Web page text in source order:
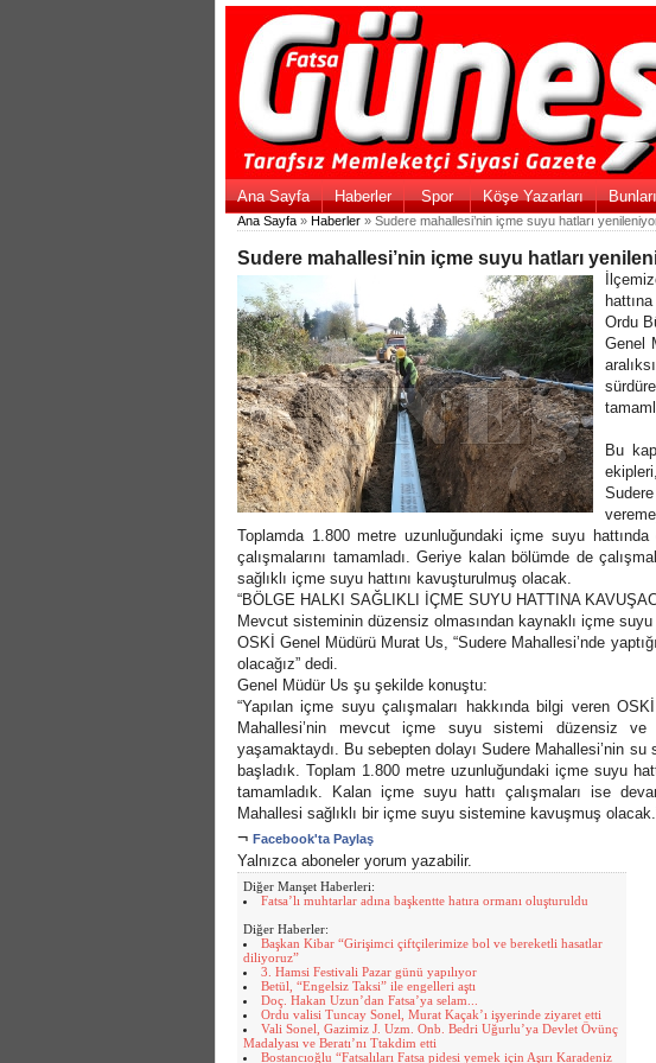
Ana Sayfa Haberler Spor Köşe Yazarları
Ana Sayfa » Haberler » Sudere mahallesi’nin içme suyu hatları
Sudere mahallesi’nin içme suyu hatları
Ordu
Genel
Bu
Toplamda 1.800 metre uzunluğundaki içme suyu
çalışmalarını tamamladı. Geriye kalan bölümde de
sağlıklı içme suyu hattını kavuşturulmuş olacak.
“BÖLGE HALKI SAĞLIKLI İÇME SUYU HATTINA
Mevcut sisteminin düzensiz olmasından kaynaklı içme
OSKİ Genel Müdürü Murat Us, “Sudere Mahallesi’nde
olacağız” dedi.
Genel Müdür Us şu şekilde konuştu:
“Yapılan içme suyu çalışmaları hakkında bilgi veren
Mahallesi’nin mevcut içme suyu sistemi düzensiz
yaşamaktaydı. Bu sebepten dolayı Sudere Mahallesi’nin su
başladık. Toplam 1.800 metre uzunluğundaki içme suyu
tamamladık. Kalan içme suyu hattı çalışmaları ise
Mahallesi sağlıklı bir içme suyu sistemine kavuşmuş
¬ Facebook'ta Paylaş
Yalnızca aboneler yorum yazabilir.
Diğer Manşet Haberleri:
Fatsa’lı muhtarlar adına başkentte hatıra ormanı oluşturuldu
Diğer Haberler:
Başkan Kibar “Girişimci çiftçilerimize bol ve bereketli hasatlar
diliyoruz”
3. Hamsi Festivali Pazar günü yapılıyor
Betül, “Engelsiz Taksi” ile engelleri aştı
Doç. Hakan Uzun’dan Fatsa’ya selam...
Ordu valisi Tuncay Sonel, Murat Kaçak’ı işyerinde ziyaret etti
Vali Sonel, Gazimiz J. Uzm. Onb. Bedri Uğurlu’ya Devlet Övünç
Madalyası ve Beratı’nı Ttakdim etti
Bostancıoğlu “Fatsalıları Fatsa pidesi yemek için Aşırı Karadeniz